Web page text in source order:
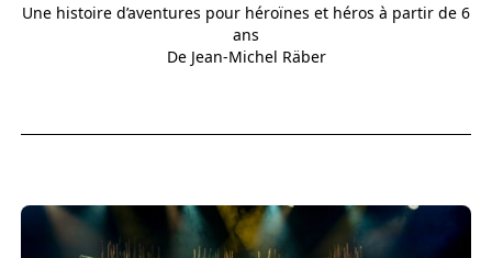
Une histoire d’aventures pour héroïnes et héros à partir de 6
ans
De Jean-Michel Räber